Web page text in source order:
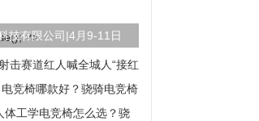
技有限公司|4月9-11日
力产...
击赛道红人喊全城人“接红
竞椅哪款好？骁骑电竞椅
体工学电竞椅怎么选？骁